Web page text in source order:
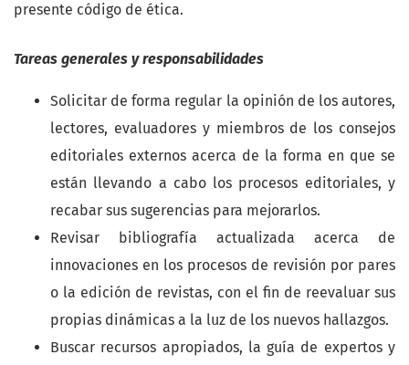
presente código de ética.
Tareas generales y responsabilidades
Solicitar de forma regular la opinión de los autores,
lectores, evaluadores y miembros de los consejos
editoriales externos acerca de la forma en que se
están llevando a cabo los procesos editoriales, y
recabar sus sugerencias para mejorarlos.
Revisar bibliografía actualizada acerca de
innovaciones en los procesos de revisión por pares
o la edición de revistas, con el fin de reevaluar sus
propias dinámicas a la luz de los nuevos hallazgos.
Buscar recursos apropiados, la guía de expertos y